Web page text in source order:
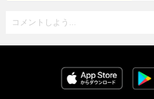
コメントしよう...